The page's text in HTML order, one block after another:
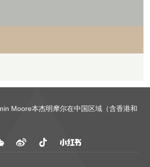
Moore本杰明摩尔在中国区域（含香港和